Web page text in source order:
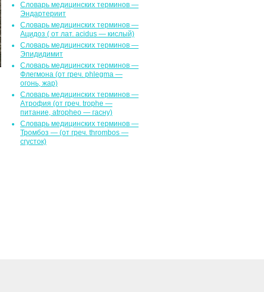
Словарь медицинских терминов —
Эндартериит
Словарь медицинских терминов —
Ацидоз ( от лат. асidus — кислый)
Словарь медицинских терминов —
Эпидидимит
Словарь медицинских терминов —
Флегмона (от гpeч. phlegma —
огонь, жар)
Словарь медицинских терминов —
Атрофия (от греч. trophe —
питание, atropheo — гасну)
Словарь медицинских терминов —
Тромбоз — (от греч. thrombos —
сгусток)